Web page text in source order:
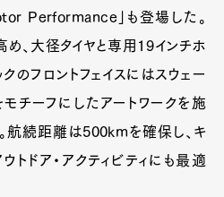
Performance」も登場した。
、大径タイヤと専用19インチホ
のフロントフェイスにはスウェー
チーフにしたアートワークを施
航続距離は500kmを確保し、キ
トドア・アクティビティにも最適